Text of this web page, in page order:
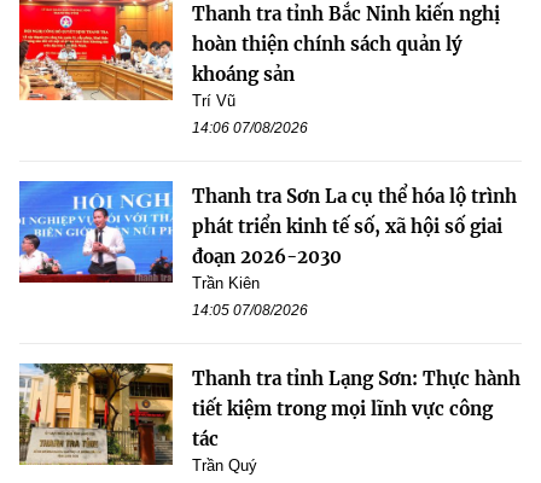
Thanh tra tỉnh Bắc Ninh kiến nghị
hoàn thiện chính sách quản lý
khoáng sản
Trí Vũ
14:06 07/08/2026
Thanh tra Sơn La cụ thể hóa lộ trình
phát triển kinh tế số, xã hội số giai
đoạn 2026-2030
Trần Kiên
14:05 07/08/2026
Thanh tra tỉnh Lạng Sơn: Thực hành
tiết kiệm trong mọi lĩnh vực công
tác
Trần Quý